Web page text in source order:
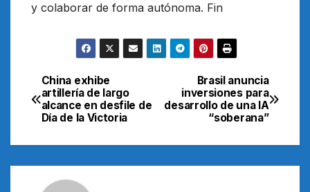
y colaborar de forma autónoma. Fin
Navegación
de
entradas
Brasil anuncia
inversiones para
desarrollo de una IA
“soberana”
China exhibe
artillería de largo
alcance en desfile de
Día de la Victoria